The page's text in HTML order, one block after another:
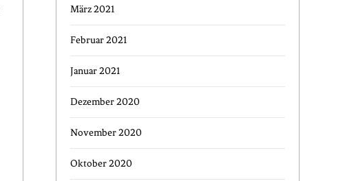
März 2021
Februar 2021
Januar 2021
Dezember 2020
November 2020
Oktober 2020